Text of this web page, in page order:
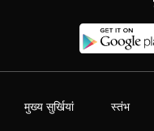
मुख्य सुर्खियां स्तंभ